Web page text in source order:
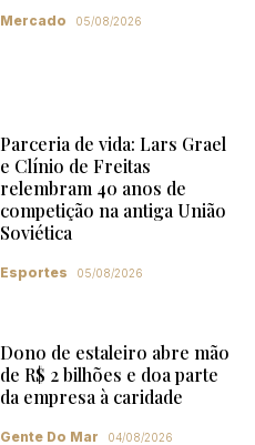
Mercado 05/08/2026
Parceria de vida: Lars Grael
e Clínio de Freitas
relembram 40 anos de
competição na antiga União
Soviética
Esportes 05/08/2026
Dono de estaleiro abre mão
de R$ 2 bilhões e doa parte
da empresa à caridade
Gente Do Mar 04/08/2026